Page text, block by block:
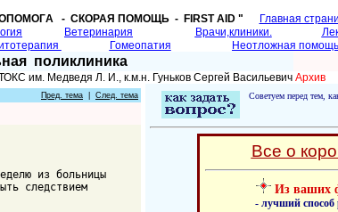
- СКОРАЯ ПОМОЩЬ - FIRST AID "
Главная
Ветеринария Врачи,клиники.
Гомеопатия Неотложная
поликлиника
им. Медведя Л. И., к.м.н. Гуньков Сергей Васильевич Архив
Пред. тема След. тема
из больницы
следствием
Советуем перед тем,
Все о
Из ваших
- лучший